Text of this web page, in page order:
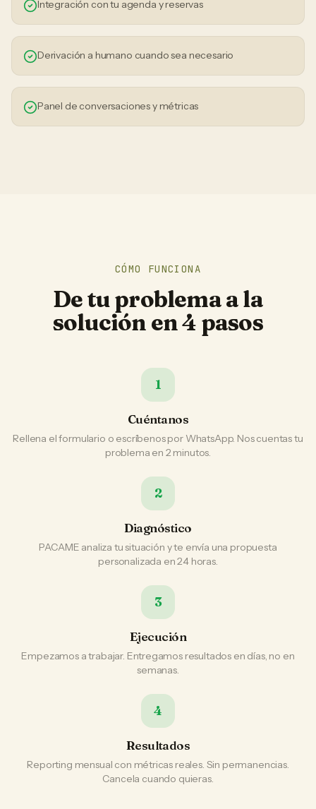
Integración con tu agenda y reservas
Derivación a humano cuando sea necesario
Panel de conversaciones y métricas
CÓMO FUNCIONA
De tu problema a la
solución en 4 pasos
1
Cuéntanos
Rellena el formulario o escríbenos por WhatsApp. Nos cuentas tu
problema en 2 minutos.
2
Diagnóstico
PACAME analiza tu situación y te envía una propuesta
personalizada en 24 horas.
3
Ejecución
Empezamos a trabajar. Entregamos resultados en días, no en
semanas.
4
Resultados
Reporting mensual con métricas reales. Sin permanencias.
Cancela cuando quieras.